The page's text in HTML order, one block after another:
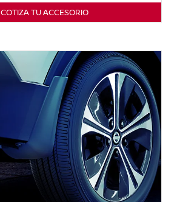
COTIZA TU ACCESORIO